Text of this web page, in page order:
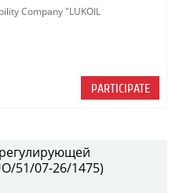
Company "LUKOIL
PARTICIPATE
51/07-26/1475)